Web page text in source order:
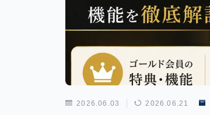
2026.06.03 2026.06.21